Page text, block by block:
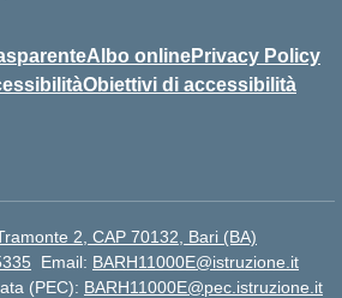
Albo onlinePrivacy Policy
Obiettivi di accessibilità
2, CAP 70132, Bari (BA)
Email: BARH11000E@istruzione.it
(PEC): BARH11000E@pec.istruzione.it